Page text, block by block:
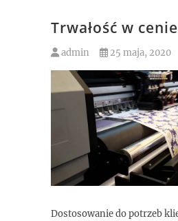
Trwałość w cenie
admin 25 maja, 2020
Dostosowanie do potrzeb